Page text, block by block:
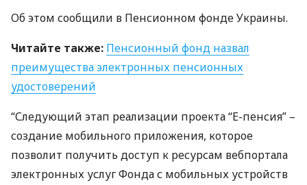
Об этом сообщили в Пенсионном фонде Украины.
Читайте также: Пенсионный фонд назвал
преимущества электронных пенсионных
удостоверений
“Следующий этап реализации проекта “Е-пенсия” –
создание мобильного приложения, которое
позволит получить доступ к ресурсам вебпортала
электронных услуг Фонда с мобильных устройств